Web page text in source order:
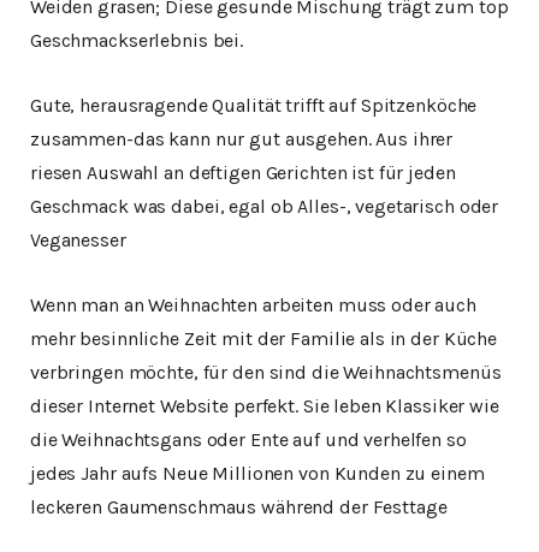
Weiden grasen; Diese gesunde Mischung trägt zum top
Geschmackserlebnis bei.
Gute, herausragende Qualität trifft auf Spitzenköche
zusammen-das kann nur gut ausgehen. Aus ihrer
riesen Auswahl an deftigen Gerichten ist für jeden
Geschmack was dabei, egal ob Alles-, vegetarisch oder
Veganesser
Wenn man an Weihnachten arbeiten muss oder auch
mehr besinnliche Zeit mit der Familie als in der Küche
verbringen möchte, für den sind die Weihnachtsmenüs
dieser Internet Website perfekt. Sie leben Klassiker wie
die Weihnachtsgans oder Ente auf und verhelfen so
jedes Jahr aufs Neue Millionen von Kunden zu einem
leckeren Gaumenschmaus während der Festtage